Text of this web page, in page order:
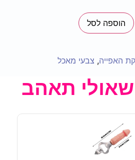
הוספה לסל
האפייה, צבעי מאכל
שאולי תאהב